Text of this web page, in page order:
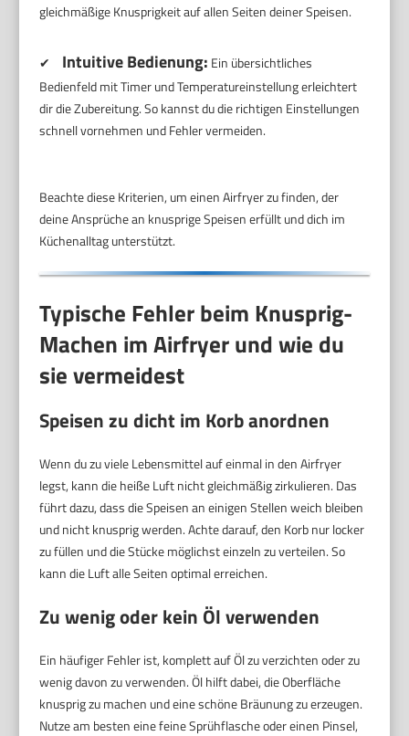
gleichmäßige Knusprigkeit auf allen Seiten deiner Speisen.
✔ Intuitive Bedienung: Ein übersichtliches
Bedienfeld mit Timer und Temperatureinstellung erleichtert
dir die Zubereitung. So kannst du die richtigen Einstellungen
schnell vornehmen und Fehler vermeiden.
Beachte diese Kriterien, um einen Airfryer zu finden, der
deine Ansprüche an knusprige Speisen erfüllt und dich im
Küchenalltag unterstützt.
Typische Fehler beim Knusprig-
Machen im Airfryer und wie du
sie vermeidest
Speisen zu dicht im Korb anordnen
Wenn du zu viele Lebensmittel auf einmal in den Airfryer
legst, kann die heiße Luft nicht gleichmäßig zirkulieren. Das
führt dazu, dass die Speisen an einigen Stellen weich bleiben
und nicht knusprig werden. Achte darauf, den Korb nur locker
zu füllen und die Stücke möglichst einzeln zu verteilen. So
kann die Luft alle Seiten optimal erreichen.
Zu wenig oder kein Öl verwenden
Ein häufiger Fehler ist, komplett auf Öl zu verzichten oder zu
wenig davon zu verwenden. Öl hilft dabei, die Oberfläche
knusprig zu machen und eine schöne Bräunung zu erzeugen.
Nutze am besten eine feine Sprühflasche oder einen Pinsel,